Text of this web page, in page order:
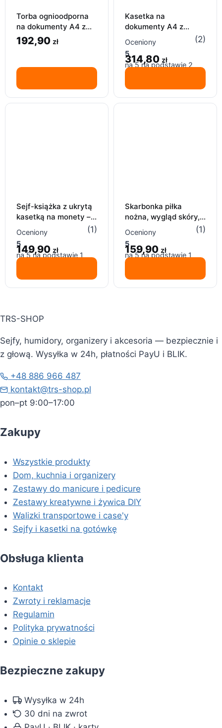
Torba ognioodporna
na dokumenty A4 z
zamkiem szyfrowym –
38×28 cm
192,90 zł
Kasetka na
dokumenty A4 z
zamkiem szyfrowym –
metalowa, jasnoszara
Oceniony
5
na 5 na podstawie 2
(2)
314,80 zł
Sejf-książka z ukrytą
kasetką na monety –
motyw włoski (Bella
Italia)
Oceniony
5
na 5 na podstawie 1
(1)
149,90 zł
Skarbonka piłka
nożna, wygląd skóry,
15 cm, czarno-BIAŁA
Oceniony
5
na 5 na podstawie 1
(1)
159,90 zł
TRS-SHOP
Sejfy, humidory, organizery i akcesoria — bezpiecznie i
z głową. Wysyłka w 24h, płatności PayU i BLIK.
+48 886 966 487
kontakt@trs-shop.pl
pon–pt 9:00–17:00
Zakupy
Wszystkie produkty
Dom, kuchnia i organizery
Zestawy do manicure i pedicure
Zestawy kreatywne i żywica DIY
Walizki transportowe i case'y
Sejfy i kasetki na gotówkę
Obsługa klienta
Kontakt
Zwroty i reklamacje
Regulamin
Polityka prywatności
Opinie o sklepie
Bezpieczne zakupy
Wysyłka w 24h
30 dni na zwrot